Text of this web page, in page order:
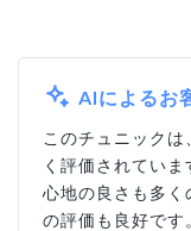
AIによるお
このチュニック
く評価されてい
心地の良さも多
の評価も良好です